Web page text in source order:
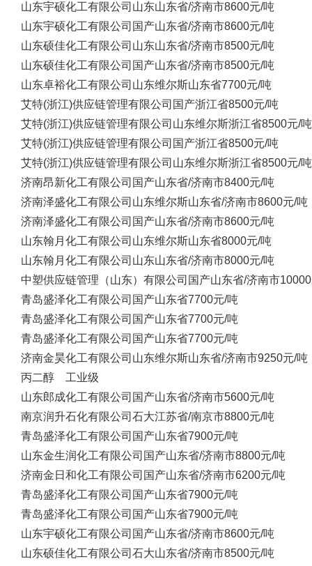
山东宇硕化工有限公司 山东山东省/济南市8600元/吨
山东宇硕化工有限公司 国产山东省/济南市8600元/吨
山东硕佳化工有限公司 山东山东省/济南市8500元/吨
山东硕佳化工有限公司 国产山东省/济南市8500元/吨
山东卓裕化工有限公司 山东维尔斯山东省7700元/吨
艾特(浙江)供应链管理有限公司 国产浙江省8500元/吨
艾特(浙江)供应链管理有限公司 山东维尔斯浙江省8500元/吨
艾特(浙江)供应链管理有限公司 国产浙江省8500元/吨
艾特(浙江)供应链管理有限公司 山东维尔斯浙江省8500元/吨
济南昂新化工有限公司 国产山东省/济南市8400元/吨
济南泽盛化工有限公司 山东维尔斯山东省/济南市8600元/吨
济南泽盛化工有限公司 国产山东省/济南市8600元/吨
山东翰月化工有限公司 山东维尔斯山东省8000元/吨
山东翰月化工有限公司 山东山东省/济南市8000元/吨
中塑供应链管理（山东）有限公司 国产山东省/济南市
青岛盛泽化工有限公司 国产山东省7700元/吨
青岛盛泽化工有限公司 国产山东省7700元/吨
青岛盛泽化工有限公司 国产山东省7700元/吨
济南金昊化工有限公司 山东维尔斯山东省/济南市9250元/吨
丙二醇 工业级
山东郎成化工有限公司 国产山东省/济南市5600元/吨
南京润升石化有限公司 石大江苏省/南京市8800元/吨
青岛盛泽化工有限公司 国产山东省7900元/吨
山东金生润化工有限公司 国产山东省/济南市8800元/吨
济南金日和化工有限公司 国产山东省/济南市6200元/吨
青岛盛泽化工有限公司 国产山东省7900元/吨
青岛盛泽化工有限公司 国产山东省7900元/吨
山东宇硕化工有限公司 国产山东省/济南市8600元/吨
山东硕佳化工有限公司 石大山东省/济南市8500元/吨